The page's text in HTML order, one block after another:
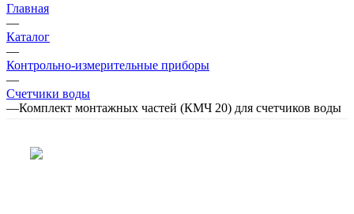
Главная
—
Каталог
—
Контрольно-измерительные приборы
—
Счетчики воды
—Комплект монтажных частей (КМЧ 20) для счетчиков воды